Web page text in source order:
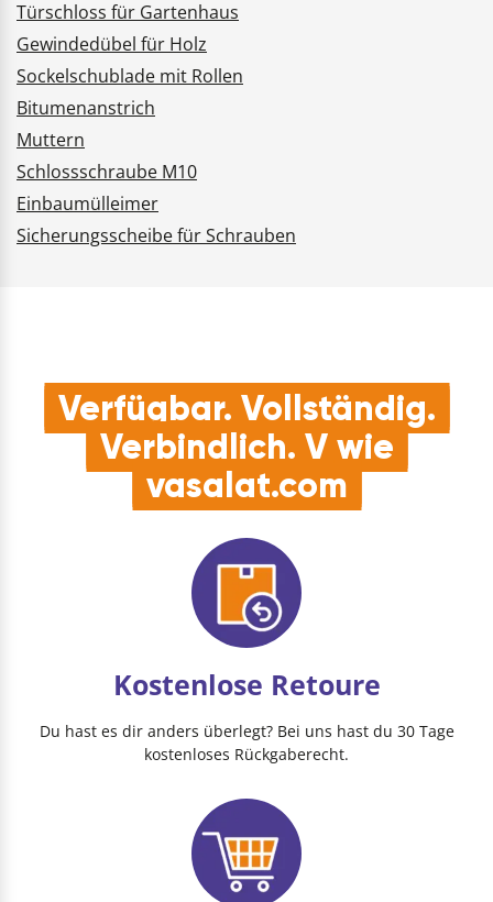
Türschloss für Gartenhaus
Gewindedübel für Holz
Sockelschublade mit Rollen
Bitumenanstrich
Muttern
Schlossschraube M10
Einbaumülleimer
Sicherungsscheibe für Schrauben
Verfügbar. Vollständig.
Verbindlich. V wie
vasalat.com
Kostenlose Retoure
Du hast es dir anders überlegt? Bei uns hast du 30 Tage
kostenloses Rückgaberecht.